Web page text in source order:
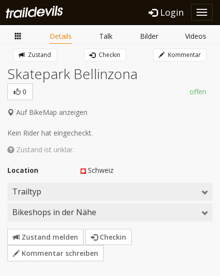
Login
Details Talk Bilder Videos
Zustand Checkin Kommentar
Skatepark Bellinzona
0 offen
Auf BikeMap anzeigen
Kein Rider hat eingecheckt.
Zustand ist unklar.
Location Schweiz
Trailtyp
Bikeshops in der Nähe
Zustand melden
Checkin
Kommentar schreiben